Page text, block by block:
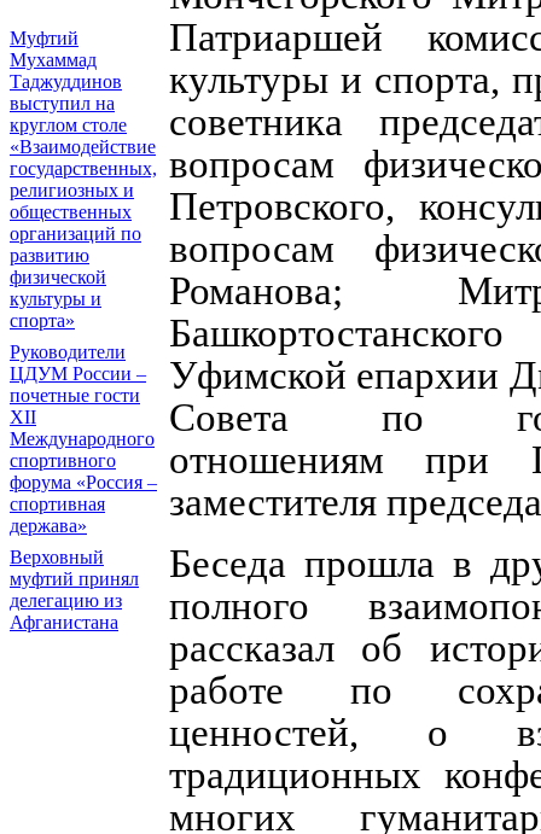
Муфтий
Мухаммад
Таджуддинов
выступил на
круглом столе
«Взаимодействие
государственных,
религиозных и
общественных
организаций по
развитию
физической
культуры и
спорта»
Руководители
ЦДУМ России –
почетные гости
XII
Международного
спортивного
форума «Россия –
спортивная
держава»
Верховный
муфтий принял
делегацию из
Афганистана
Патриаршей
культуры и спорта,
советника
вопросам
Петровского,
вопросам
Романова;
Уфимской епархии
Совета по
отношениям при
заместителя
Беседа прошла в
полного
рассказал об
работе по
ценностей, о
традиционных
многих